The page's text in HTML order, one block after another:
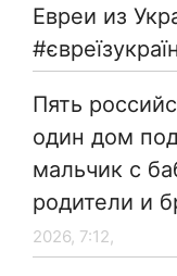
Евреи из
Пять
один дом
мальчик с
родители и
2026, 7:12,